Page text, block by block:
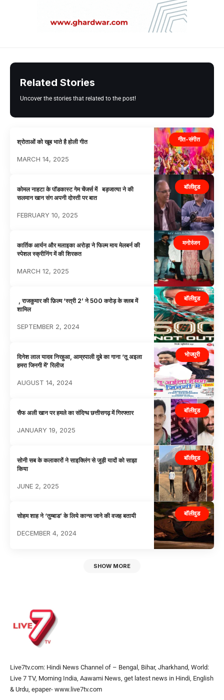
Related Stories
Uncover the stories that related to the post!
गीत-संगीत
श्रोताओं को खूब भाते है होली गीत
MARCH 14, 2025
बॉलीवुड
कोमल नाहटा के पॉडकास्ट गेम चेंजर्स में बड़जात्या ने की
सलमान खान संग अपनी दोस्ती पर बात
FEBRUARY 10, 2025
मनोरंजन
कार्तिक आर्यन और मलाइका अरोड़ा ने फिल्म माय मेलबर्न की
स्पेशल स्क्रीनिंग में की शिरकत
MARCH 12, 2025
बॉलीवुड
, राजकुमार की फ़िल्म ‘स्त्री 2’ ने 500 करोड़ के क्लब में
शामिल
SEPTEMBER 2, 2024
भोजपुरी
दिनेश लाल यादव निरहुआ, आम्रपाली दुबे का गाना ‘तू अइला
हमरा जिनगी में’ रिलीज
AUGUST 14, 2024
बॉलीवुड
सैफ अली खान पर हमले का संदिग्ध छत्तीसगढ़ में गिरफ्तार
JANUARY 19, 2025
बॉलीवुड
सोनी सब के कलाकारों ने साइक्लिंग से जुड़ी यादों को साझा
किया
JUNE 2, 2025
बॉलीवुड
सोहम शाह ने ‘तुम्बाड’ के लिये कान्स जाने की वजह बतायी
DECEMBER 4, 2024
SHOW MORE
Live7tv.com: Hindi News Channel of – Bengal, Bihar, Jharkhand, World:
Live 7 TV, Morning India, Aawami News, get latest news in Hindi, English
& Urdu, epaper- www.live7tv.com